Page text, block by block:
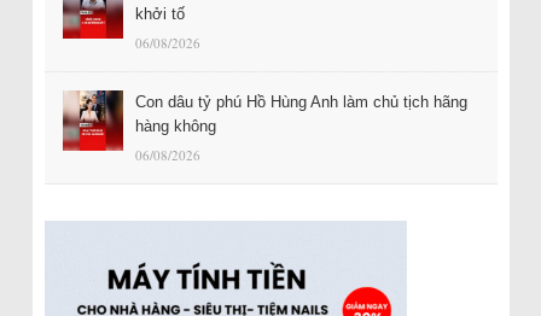
khởi tố
06/08/2026
Con dâu tỷ phú Hồ Hùng Anh làm chủ tịch hãng
hàng không
06/08/2026